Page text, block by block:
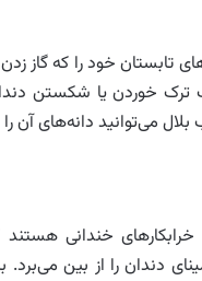
تابستان خود را که گاز
ترک خوردن یا شکستن
می‌توانید دانه‌های آن
خندانی
دندان را از بین می‌برد.